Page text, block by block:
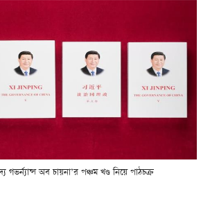
গভর্ন্যান্স অব চায়না’র পঞ্চম খণ্ড নিয়ে পাঠচক্র